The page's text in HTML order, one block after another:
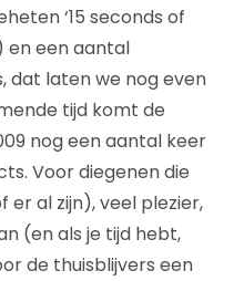
‘15 seconds of
en een aantal
dat laten we nog even
tijd komt de
nog een aantal keer
Voor diegenen die
er al zijn), veel plezier,
(en als je tijd hebt,
de thuisblijvers een